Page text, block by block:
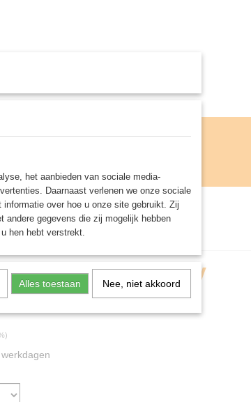
PLAYING GAMES AGENDA
Boulder'n'Tray
het aanbieden van sociale media-
Daarnaast verlenen we onze sociale
over hoe u onze site gebruikt. Zij
andere gegevens die zij mogelijk hebben
hen hebt verstrekt.
Alles toestaan Nee, niet akkoord